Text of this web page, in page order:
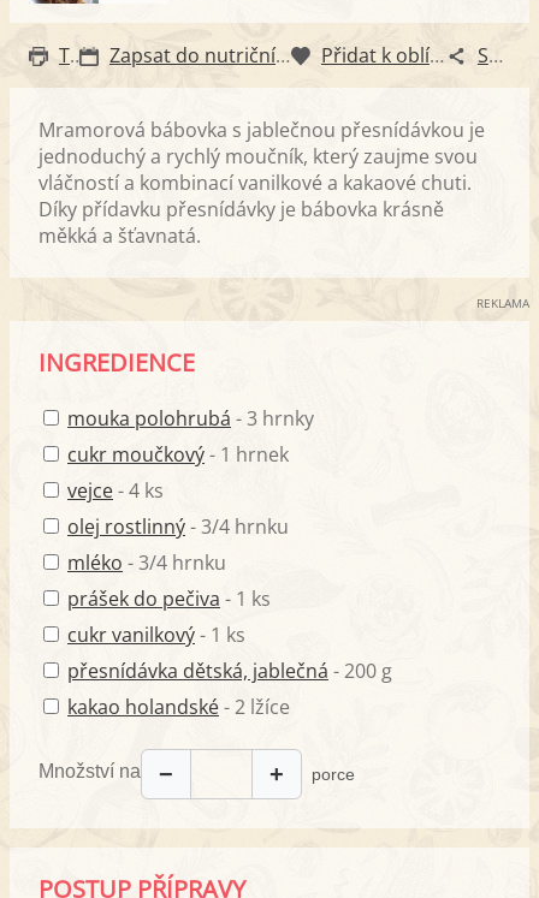
Tisk Zapsat do nutričního diáře Přidat k oblíbeným Sdílet
Mramorová bábovka s jablečnou přesnídávkou je
jednoduchý a rychlý moučník, který zaujme svou
vláčností a kombinací vanilkové a kakaové chuti.
Díky přídavku přesnídávky je bábovka krásně
měkká a šťavnatá.
REKLAMA
INGREDIENCE
mouka polohrubá - 3 hrnky
cukr moučkový- 1 hrnek
vejce- 4 ks
olej rostlinný- 3/4 hrnku
mléko - 3/4 hrnku
prášek do pečiva - 1 ks
cukr vanilkový- 1 ks
přesnídávka dětská, jablečná - 200 g
kakao holandské- 2 lžíce
Množství na − + porce
POSTUP PŘÍPRAVY